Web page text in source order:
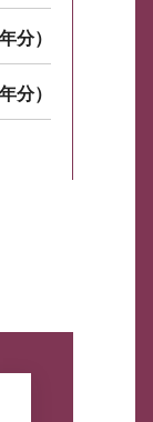
分）
分）